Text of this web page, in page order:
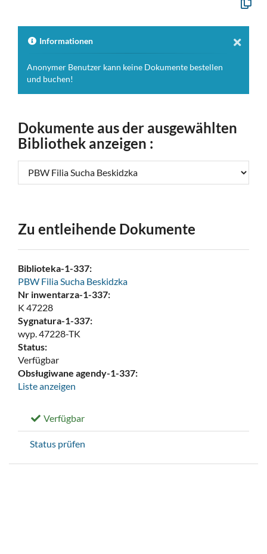
die
Informationen
Anonymer Benutzer kann keine Dokumente bestellen
und buchen!
Dokumente aus der ausgewählten
Bibliothek anzeigen :
Zu entleihende Dokumente
Biblioteka-1-337:
PBW Filia Sucha Beskidzka
Nr inwentarza-1-337:
K 47228
Sygnatura-1-337:
wyp. 47228-TK
Status:
Verfügbar
Obsługiwane agendy-1-337:
Liste anzeigen
Verfügbar
Status prüfen